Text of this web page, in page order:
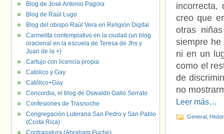
incorrecta,
creo que
otras
siempre he
ni en un
como el
de
no
Leer más…
General
Blog de José Antonio Pagola
Blog de Raúl Lugo
Blog del obispo Raúl Vera en Religión Digital
Carmelita contemplativo en la ciudad (un blog
oracional en la escuela de Teresa de Jhs y
Juan de la +)
Cartujo con licencia propia
Católico y Gay
Católico+Gay
Concordia, el blog de Oswaldo Gallo Serrato
Confesiones de Trasnoche
Congregación Luterana San Pedro y San Pablo
(Costa Rica)
Contranatura (Abraham Puche)